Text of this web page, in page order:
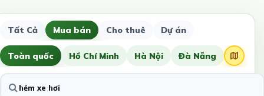
Tất Cả Mua bán Cho thuê Dự án
Toàn quốc Hồ Chí Minh Hà Nội Đà Nẵng